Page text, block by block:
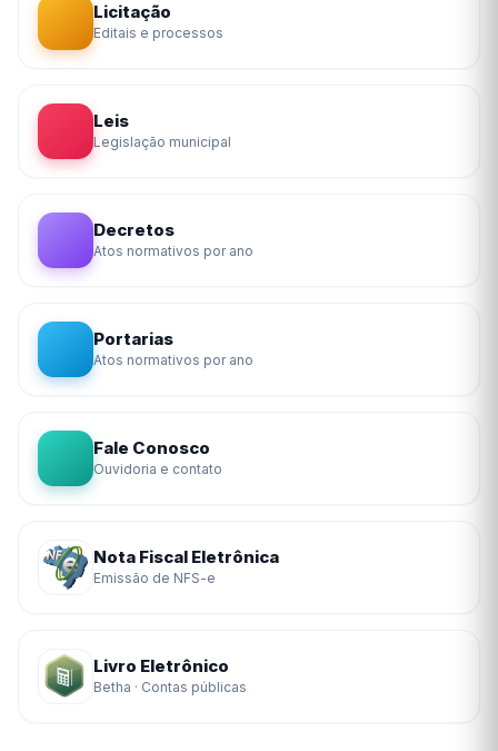
Licitação
Editais e processos
Leis
Legislação municipal
Decretos
Atos normativos por ano
Portarias
Atos normativos por ano
Fale Conosco
Ouvidoria e contato
Nota Fiscal Eletrônica
Emissão de NFS-e
Livro Eletrônico
Betha · Contas públicas